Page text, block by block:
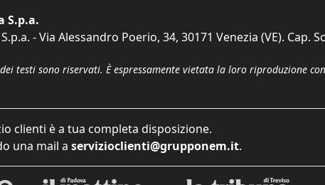
S.p.a.
- Via Alessandro Poerio, 34, 30171 Venezia (VE). Cap.
testi sono riservati. È espressamente vietata la loro riproduzione
clienti è a tua completa disposizione.
una mail a servizioclienti@grupponem.it.